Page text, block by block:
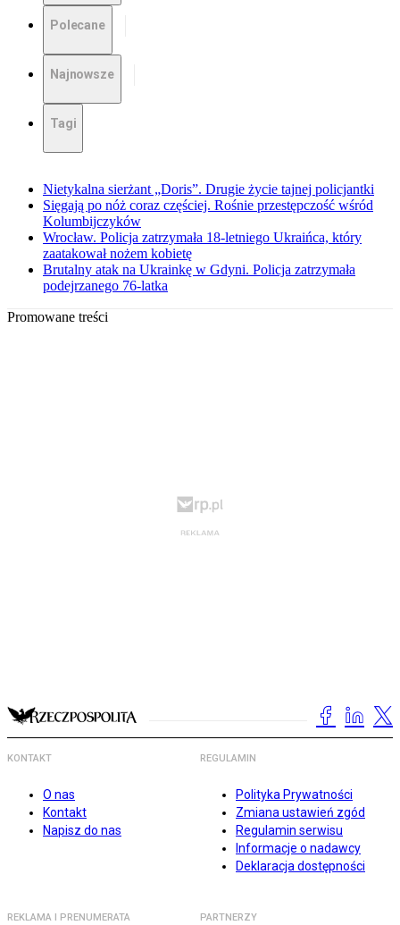
Polecane
Najnowsze
Tagi
Nietykalna sierżant „Doris”. Drugie życie tajnej policjantki
Sięgają po nóż coraz częściej. Rośnie przestępczość wśród
Kolumbijczyków
Wrocław. Policja zatrzymała 18-letniego Ukraińca, który
zaatakował nożem kobietę
Brutalny atak na Ukrainkę w Gdyni. Policja zatrzymała
podejrzanego 76-latka
Promowane treści
KONTAKT
O nas
Kontakt
Napisz do nas
REGULAMIN
Polityka Prywatności
Zmiana ustawień zgód
Regulamin serwisu
Informacje o nadawcy
Deklaracja dostępności
REKLAMA I PRENUMERATA PARTNERZY